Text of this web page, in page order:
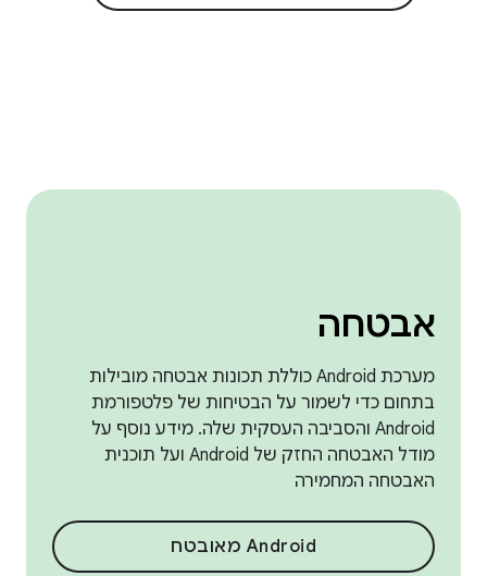
אבטחה
מערכת Android כוללת תכונות אבטחה מובילות
בתחום כדי לשמור על הבטיחות של פלטפורמת
Android והסביבה העסקית שלה. מידע נוסף על
מודל האבטחה החזק של Android ועל תוכנית
האבטחה המחמירה
Android מאובטח